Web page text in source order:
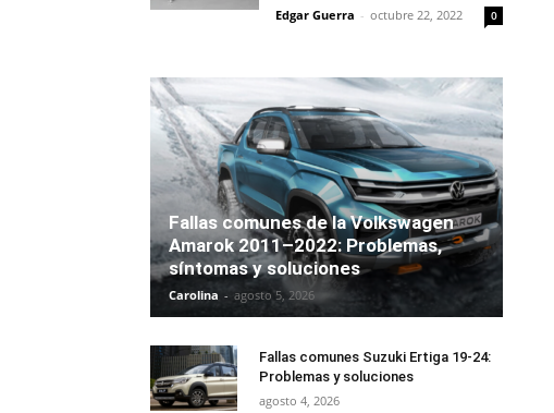
Edgar Guerra - octubre 22, 2022 0
Fallas comunes de la Volkswagen
Amarok 2011–2022: Problemas,
síntomas y soluciones
Carolina - agosto 5, 2026
Fallas comunes Suzuki Ertiga 19-24:
Problemas y soluciones
agosto 4, 2026